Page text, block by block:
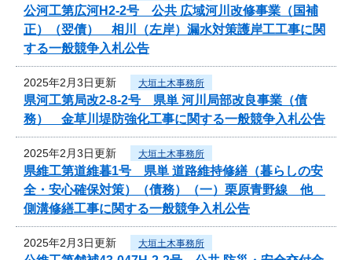
公河工第広河H2-2号 公共 広域河川改修事業（国補
正）（翌債） 相川（左岸）漏水対策護岸工工事に関
する一般競争入札公告
2025年2月3日更新 大垣土木事務所
県河工第局改2-8-2号 県単 河川局部改良事業（債
務） 金草川堤防強化工事に関する一般競争入札公告
2025年2月3日更新 大垣土木事務所
県維工第道維暮1号 県単 道路維持修繕（暮らしの安
全・安心確保対策）（債務）（一）栗原青野線 他
側溝修繕工事に関する一般競争入札公告
2025年2月3日更新 大垣土木事務所